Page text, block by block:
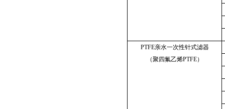
PTFE亲水一次性针式滤器
（聚四氟乙烯PTFE）